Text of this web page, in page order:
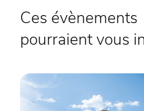
Ces évènements
pourraient vous